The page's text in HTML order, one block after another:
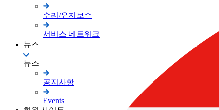
수리/유지보수
서비스 네트워크
뉴스
뉴스
공지사항
Events